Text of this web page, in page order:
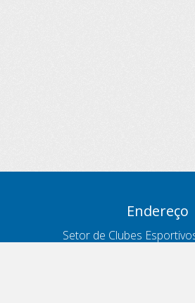
Endereço
Setor de Clubes